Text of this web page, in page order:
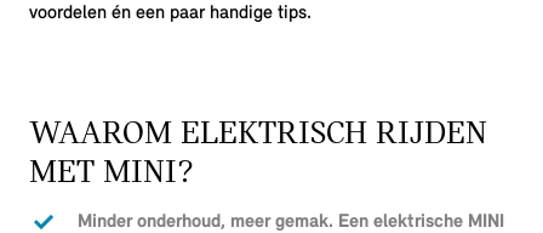
voordelen én een paar handige tips.
WAAROM ELEKTRISCH RIJDEN
MET MINI?
Minder onderhoud, meer gemak. Een elektrische MINI